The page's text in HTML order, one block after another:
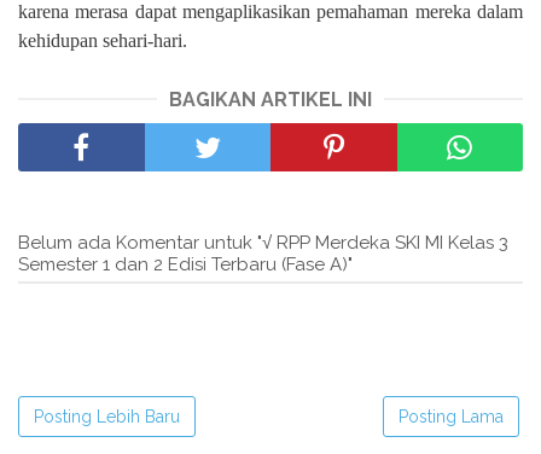
karena merasa dapat mengaplikasikan pemahaman mereka dalam
kehidupan sehari-hari.
BAGIKAN ARTIKEL INI
Belum ada Komentar untuk "√ RPP Merdeka SKI MI Kelas 3
Semester 1 dan 2 Edisi Terbaru (Fase A)"
Posting Lebih Baru Posting Lama